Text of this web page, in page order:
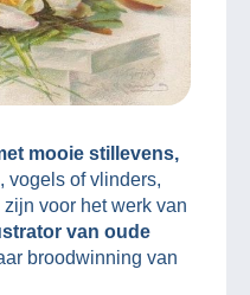
mooie stillevens,
, vogels of vlinders,
voor het werk van
van oude
broodwinning van